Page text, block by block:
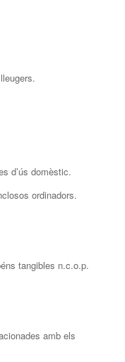
d’ús domèstic.
ordinadors.
tangibles n.c.o.p.
amb els